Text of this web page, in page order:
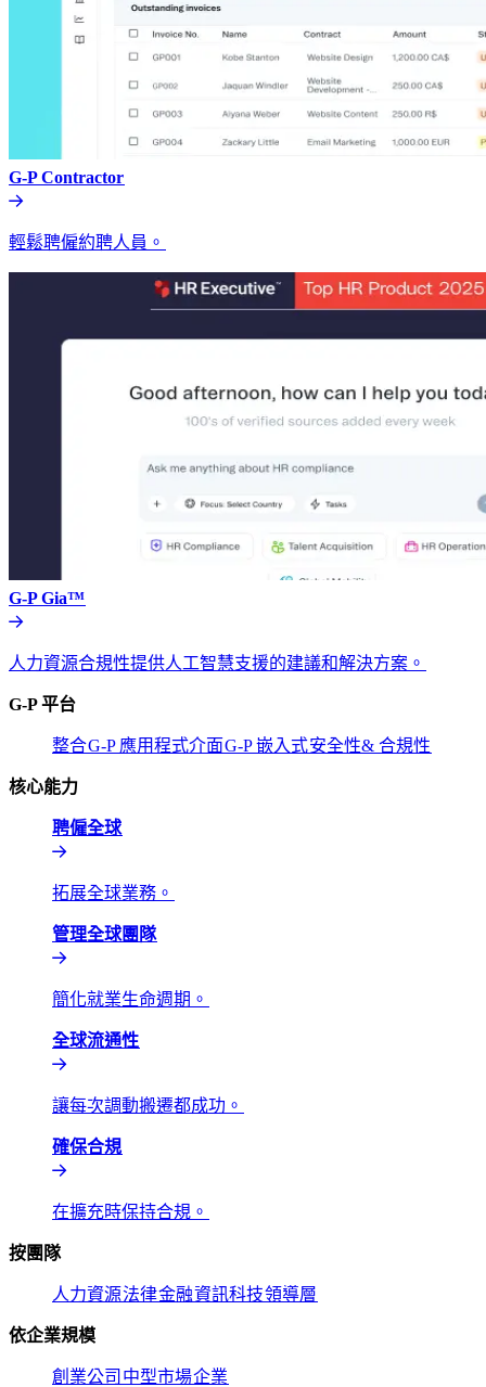
G-P Contractor​​
輕鬆聘僱約聘人員。​​
G-P Gia™​​
人力資源合規性提供人工智慧支援的建議和解決方案。​​
G-P 平台​​
整合​​G-P 應用程式介面​​G-P 嵌入式​​安全性& 合規性​​
核心能力​​
聘僱全球​​
拓展全球業務。​​
管理全球團隊​​
簡化就業生命週期。​​
全球流通性​​
讓每次調動搬遷都成功。​​
確保合規​​
在擴充時保持合規。​​
按團隊​​
人力資源​​法律​​金融​​資訊科技​​領導層​​
依企業規模​​
創業公司​​ 中型市場​​企業​​